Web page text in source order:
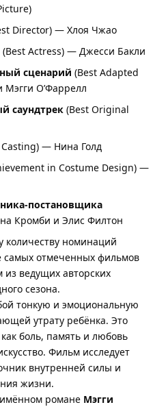
Director) — Хлоя Чжао
(Best Actress) — Джесси Бакли
сценарий (Best Adapted
О’Фаррелл
саундтрек (Best Original
Casting) — Нина Голд
in Costume Design) —
постановщика
Кромби и Элис Филтон
количеству номинаций
самых отмеченных фильмов
ведущих авторских
сезона.
тонкую и эмоциональную
утрату ребёнка. Это
боль, память и любовь
Фильм исследует
внутренней силы и
жизни.
романе Мэгги